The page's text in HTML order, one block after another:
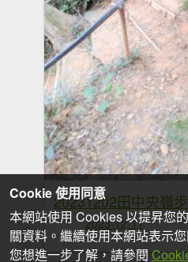
20231202田中央嶺
2023-12-11
Cookie 使用同意
本網站使用 Cookies 以提昇您
關資料。繼續使用本網站表示
您想進一步了解，請參閱